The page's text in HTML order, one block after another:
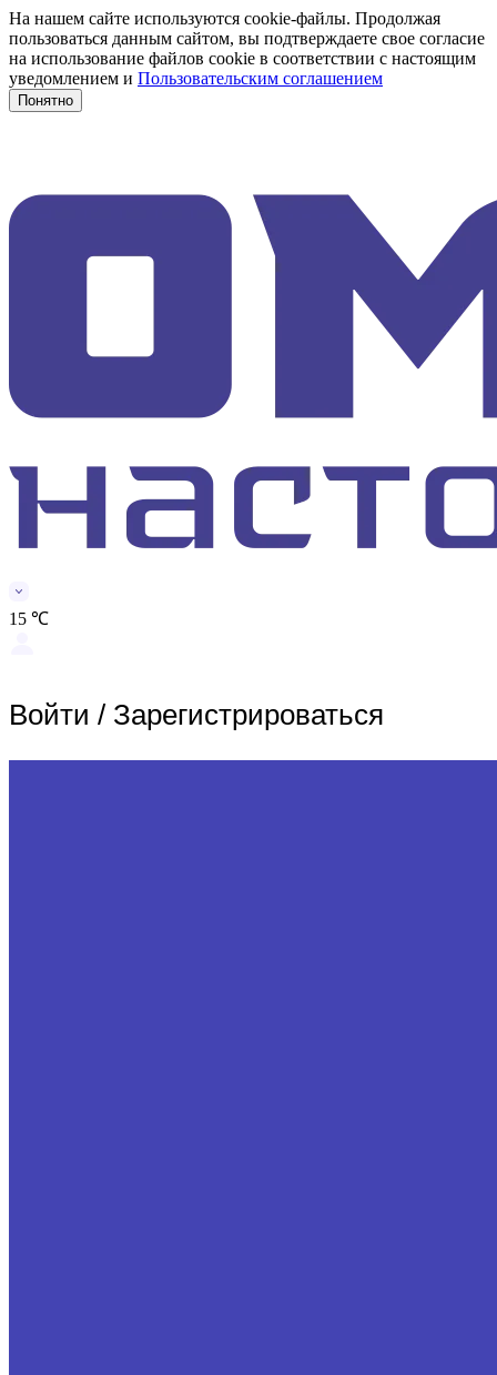
На нашем сайте используются cookie-файлы. Продолжая
пользоваться данным сайтом, вы подтверждаете свое согласие
на использование файлов cookie в соответствии с настоящим
уведомлением и Пользовательским соглашением
Понятно
15 ℃
Войти / Зарегистрироваться